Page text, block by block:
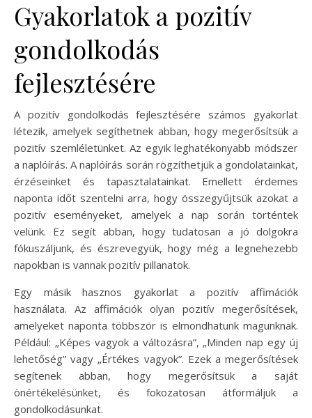
Gyakorlatok a pozitív
gondolkodás
fejlesztésére
A pozitív gondolkodás fejlesztésére számos gyakorlat
létezik, amelyek segíthetnek abban, hogy megerősítsük a
pozitív szemléletünket. Az egyik leghatékonyabb módszer
a naplóírás. A naplóírás során rögzíthetjük a gondolatainkat,
érzéseinket és tapasztalatainkat. Emellett érdemes
naponta időt szentelni arra, hogy összegyűjtsük azokat a
pozitív eseményeket, amelyek a nap során történtek
velünk. Ez segít abban, hogy tudatosan a jó dolgokra
fókuszáljunk, és észrevegyük, hogy még a legnehezebb
napokban is vannak pozitív pillanatok.
Egy másik hasznos gyakorlat a pozitív affimációk
használata. Az affimációk olyan pozitív megerősítések,
amelyeket naponta többször is elmondhatunk magunknak.
Például: „Képes vagyok a változásra”, „Minden nap egy új
lehetőség” vagy „Értékes vagyok”. Ezek a megerősítések
segítenek abban, hogy megerősítsük a saját
önértékelésünket, és fokozatosan átformáljuk a
gondolkodásunkat.